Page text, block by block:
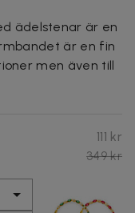
ädelstenar är en
är en fin
men även till
111 kr
349 kr